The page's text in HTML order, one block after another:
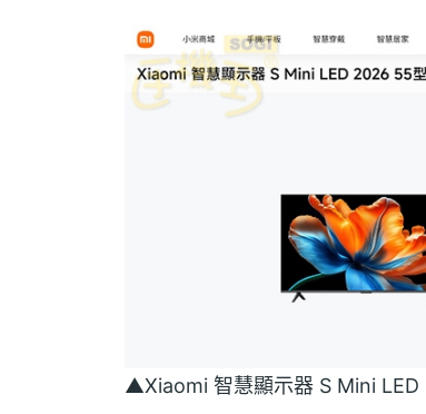
▲Xiaomi 智慧顯示器 S Mini LED